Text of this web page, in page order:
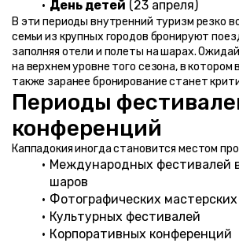
День детей (23 апреля)
В эти периоды внутренний туризм резко
семьи из крупных городов бронируют
заполняя отели и полеты на шарах.
на верхнем уровне того сезона, в котором
также заранее бронирование станет
Периоды
конференций
Каппадокия иногда становится местом
Международных фестивалей
шаров
Фотографических
Культурных фестивалей
Корпоративных конференций